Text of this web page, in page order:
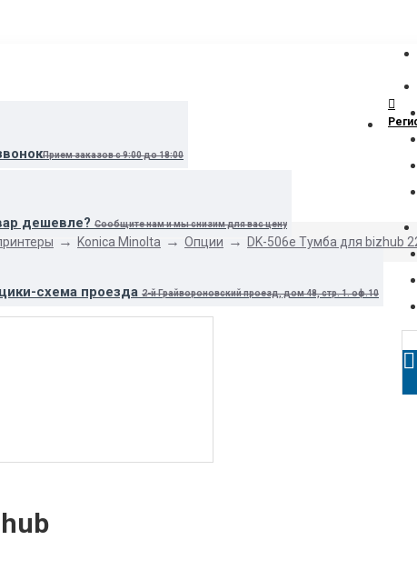
Прием заказов с 9:00 до 18:00
дешевле? Сообщите нам и мы снизим для вас цену
схема проезда 2-й Грайвороновский проезд, дом 48, стр. 1. оф.10
Konica Minolta Опции DK-506e Тумба для bizhub